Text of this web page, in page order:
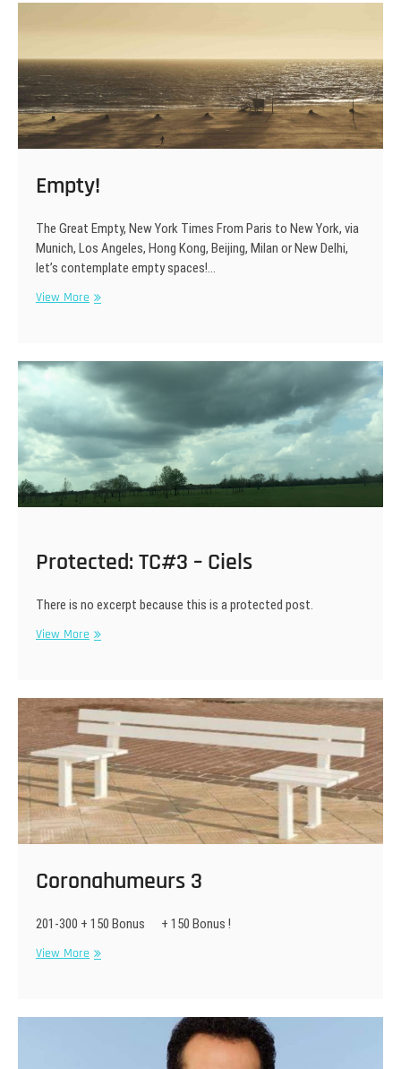
Empty!
The Great Empty, New York Times From Paris to New York, via
Munich, Los Angeles, Hong Kong, Beijing, Milan or New Delhi,
let’s contemplate empty spaces!…
View MoreEmpty!
Protected: TC#3 – Ciels
There is no excerpt because this is a protected post.
View MoreProtected:
Coronahumeurs 3
201-300 + 150 Bonus + 150 Bonus !
View MoreCoronahumeurs